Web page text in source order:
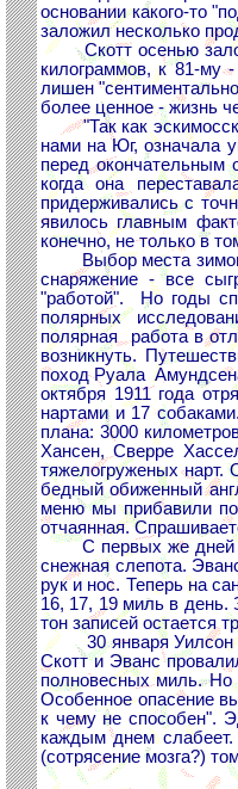
основании какого-то
заложил несколько
Скотт осенью
килограммов, к 81-му
лишен
более ценное - жизнь
"Так как
нами на Юг, означала
перед окончательным
когда она
придерживались с
явилось главным
конечно, не только в
Выбор места
снаряжение - все
"работой". Но годы
полярных
полярная работа в
возникнуть.
поход Руала
октября 1911 года
нартами и 17
плана: 3000
Хансен, Сверре
тяжелогруженых нарт.
бедный обиженный
меню мы прибавили по
отчаянная.
С первых же дней в
снежная слепота.
рук и нос. Теперь на
16, 17, 19 миль в день.
тон записей остается
30 января Уилсон
Скотт и Эванс
полновесных миль. Но
Особенное опасение
к чему не способен".
каждым днем
(сотрясение мозга?)